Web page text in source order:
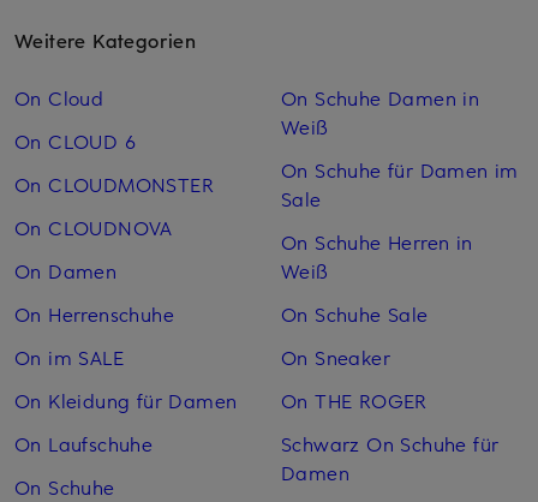
Weitere Kategorien
On Cloud
On CLOUD 6
On CLOUDMONSTER
On CLOUDNOVA
On Damen
On Herrenschuhe
On im SALE
On Kleidung für Damen
On Laufschuhe
On Schuhe
On Schuhe Damen in
Weiß
On Schuhe für Damen im
Sale
On Schuhe Herren in
Weiß
On Schuhe Sale
On Sneaker
On THE ROGER
Schwarz On Schuhe für
Damen